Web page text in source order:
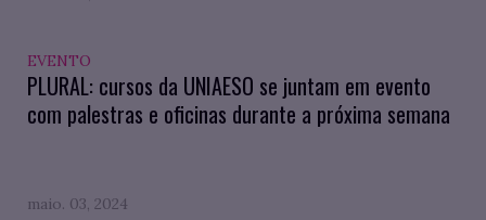
EVENTO
PLURAL: cursos da UNIAESO se juntam em evento
com palestras e oficinas durante a próxima semana
maio. 03, 2024